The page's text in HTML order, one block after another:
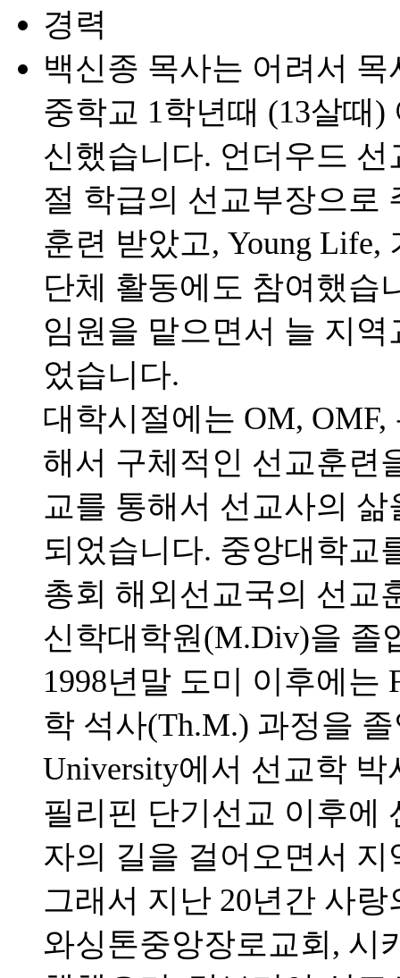
경력
백신종 목사는 어려서
중학교 1학년때 (13살때
신했습니다. 언더우드
절 학급의 선교부장으로
훈련 받았고, Young
단체 활동에도 참여했습
임원을 맡으면서 늘 지
었습니다.
대학시절에는 OM,
해서 구체적인 선교훈련
교를 통해서 선교사의
되었습니다. 중앙대학교
총회 해외선교국의 선교
신학대학원(M.Div)을 졸
1998년말 도미 이후에는
학 석사(Th.M.) 과정을
University에서 선교학
필리핀 단기선교 이후에
자의 길을 걸어오면서
그래서 지난 20년간 사
와싱톤중앙장로교회, 시